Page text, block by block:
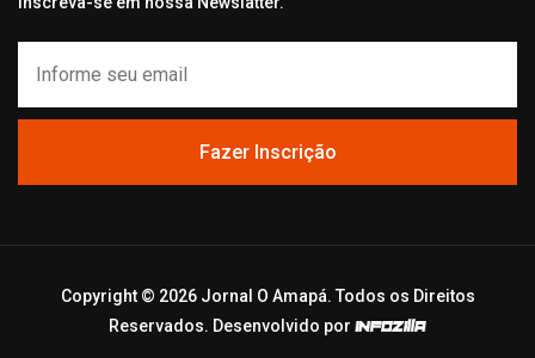
Fazer Inscrição
Copyright © 2026 Jornal O Amapá. Todos os Direitos
Reservados. Desenvolvido por